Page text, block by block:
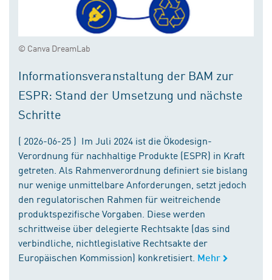
© Canva DreamLab
Informationsveranstaltung der BAM zur
ESPR: Stand der Umsetzung und nächste
Schritte
( 2026-06-25 ) Im Juli 2024 ist die Ökodesign-
Verordnung für nachhaltige Produkte (ESPR) in Kraft
getreten. Als Rahmenverordnung definiert sie bislang
nur wenige unmittelbare Anforderungen, setzt jedoch
den regulatorischen Rahmen für weitreichende
produktspezifische Vorgaben. Diese werden
schrittweise über delegierte Rechtsakte (das sind
verbindliche, nichtlegislative Rechtsakte der
Europäischen Kommission) konkretisiert. Mehr